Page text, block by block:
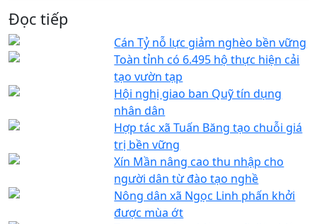
Đọc tiếp
Cán Tỷ nỗ lực giảm nghèo bền vững
Toàn tỉnh có 6.495 hộ thực hiện cải
tạo vườn tạp
Hội nghị giao ban Quỹ tín dụng
nhân dân
Hợp tác xã Tuấn Băng tạo chuỗi giá
trị bền vững
Xín Mần nâng cao thu nhập cho
người dân từ đào tạo nghề
Nông dân xã Ngọc Linh phấn khởi
được mùa ớt